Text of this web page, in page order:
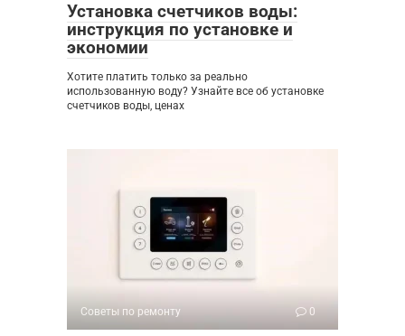
Установка счетчиков воды:
инструкция по установке и
экономии
Хотите платить только за реально
использованную воду? Узнайте все об установке
счетчиков воды, ценах
Советы по ремонту 0